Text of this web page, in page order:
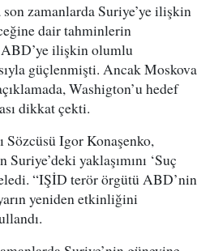
zamanlarda Suriye’ye ilişkin
dair tahminlerin
ABD’ye ilişkin olumlu
güçlenmişti. Ancak Moskova
Washigton’u hedef
dikkat çekti.
Sözcüsü Igor Konaşenko,
yaklaşımını ‘Suç
“IŞİD terör örgütü ABD’nin
yeniden etkinliğini